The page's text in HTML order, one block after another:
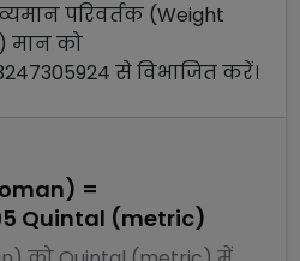
परिवर्तक (Weight
मान को
सेविभाजितकरें।
=
Quintal (metric)